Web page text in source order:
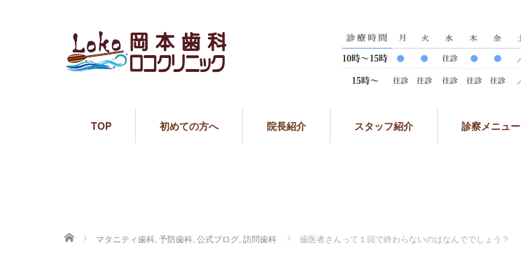
TOP 初めての方へ 院長紹介 スタッフ紹介 診察メニュー
ホーム マタニティ歯科, 予防歯科, 公式ブログ, 訪問歯科 歯医者さんって１回で終わらないのはなんででしょう？